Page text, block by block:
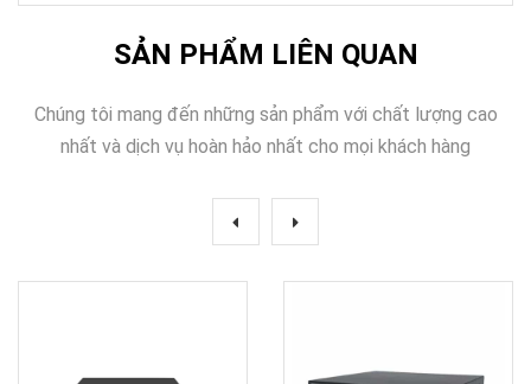
SẢN PHẨM LIÊN QUAN
Chúng tôi mang đến những sản phẩm với chất lượng cao
nhất và dịch vụ hoàn hảo nhất cho mọi khách hàng